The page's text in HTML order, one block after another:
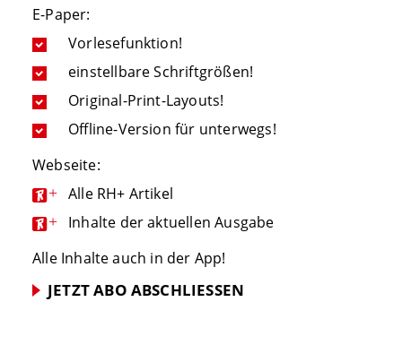
E-Paper:
Vorlesefunktion!
einstellbare Schriftgrößen!
Original-Print-Layouts!
Offline-Version für unterwegs!
Webseite:
+ Alle RH+ Artikel
+
Inhalte der aktuellen Ausgabe
Alle Inhalte auch in der App!
JETZT ABO ABSCHLIESSEN